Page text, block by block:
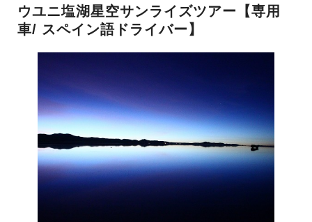
ウユニ塩湖星空サンライズツアー【専用
車/ スペイン語ドライバー】